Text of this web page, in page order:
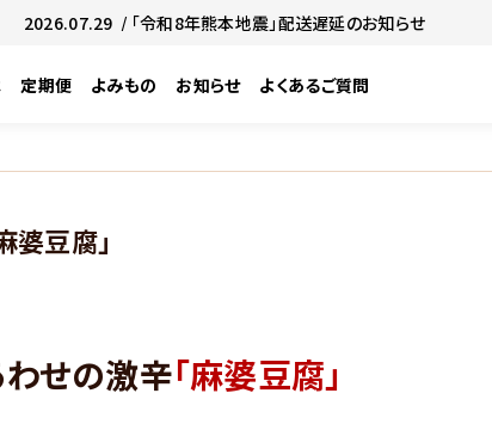
2026.07.29 / 「令和8年熊本地震」配送遅延のお知らせ
定期便 よみもの お知らせ よくあるご質問
婆豆腐」
わせの激辛「麻婆豆腐」